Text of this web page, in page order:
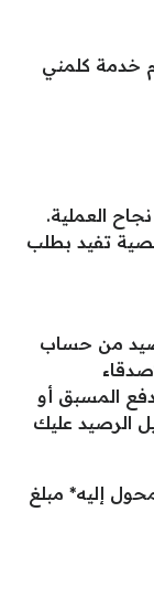
خدمة كلمني
العملية.
تفيد بطلب
من حساب
المسبق أو
الرصيد عليك
المحول إليه* مبلغ